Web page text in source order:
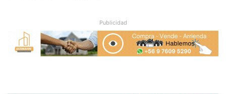
Publicidad